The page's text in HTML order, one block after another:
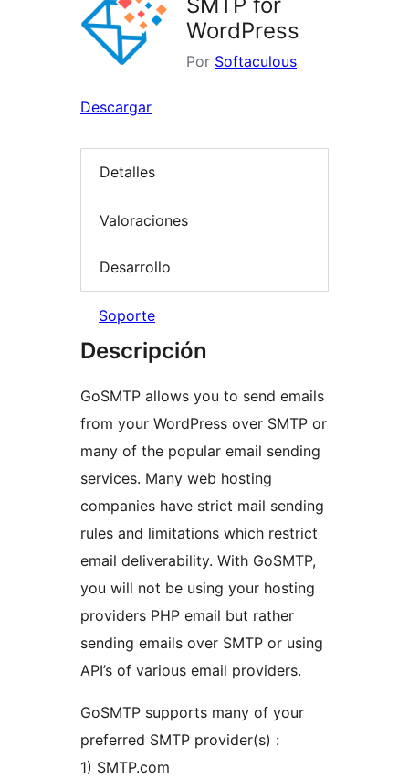
WordPress
Por Softaculous
Descargar
Detalles
Valoraciones
Desarrollo
Soporte
Descripción
GoSMTP allows you to send emails
from your WordPress over SMTP or
many of the popular email sending
services. Many web hosting
companies have strict mail sending
rules and limitations which restrict
email deliverability. With GoSMTP,
you will not be using your hosting
providers PHP email but rather
sending emails over SMTP or using
API’s of various email providers.
GoSMTP supports many of your
preferred SMTP provider(s) :
1) SMTP.com